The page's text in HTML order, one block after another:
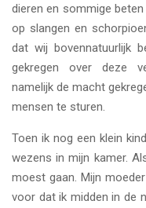
dieren en sommige
op slangen en
dat wij bovennatuurlijk
gekregen over deze
namelijk de macht
mensen te sturen.
Toen ik nog een klein
wezens in mijn kamer.
moest gaan. Mijn
voor dat ik midden in de